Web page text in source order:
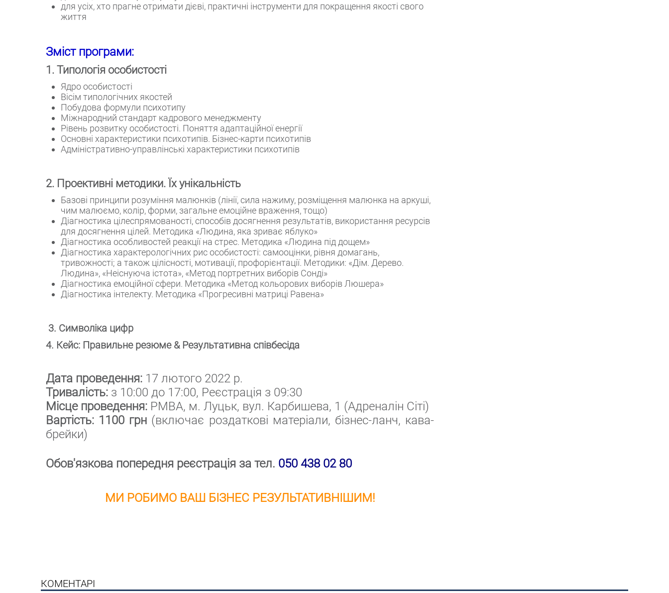
для усіх, хто прагне отримати дієві, практичні інструменти для покращення якості свого
життя
Зміст програми:
1. Типологія особистості
Ядро особистості
Вісім типологічних якостей
Побудова формули психотипу
Міжнародний стандарт кадрового менеджменту
Рівень розвитку особистості. Поняття адаптаційної енергії
Основні характеристики психотипів. Бізнес-карти психотипів
Адміністративно-управлінські характеристики психотипів
2. Проективні методики. Їх унікальність
Базові принципи розуміння малюнків (лінії, сила нажиму, розміщення малюнка на аркуші,
чим малюємо, колір, форми, загальне емоційне враження, тощо)
Діагностика цілеспрямованості, способів досягнення результатів, використання ресурсів
для досягнення цілей. Методика «Людина, яка зриває яблуко»
Діагностика особливостей реакції на стрес. Методика «Людина під дощем»
Діагностика характерологічних рис особистості: самооцінки, рівня домагань,
тривожності; а також цілісності, мотивації, профорієнтації. Методики: «Дім. Дерево.
Людина», «Неіснуюча істота», «Метод портретних виборів Сонді»
Діагностика емоційної сфери. Методика «Метод кольорових виборів Люшера»
Діагностика інтелекту. Методика «Прогресивні матриці Равена»
3. Символіка цифр
4. Кейс: Правильне резюме & Результативна співбесіда
Дата проведення: 17 лютого 2022 р.
Тривалість: з 10:00 до 17:00, Реєстрація з 09:30
Місце проведення: РМВА, м. Луцьк, вул. Карбишева, 1 (Адреналін Сіті)
Вартість: 1100 грн (включає роздаткові матеріали, бізнес-ланч, кава-
брейки)
Обов'язкова попередня реєстрація за тел. 050 438 02 80
МИ РОБИМО ВАШ БІЗНЕС РЕЗУЛЬТАТИВНІШИМ!
КОМЕНТАРІ